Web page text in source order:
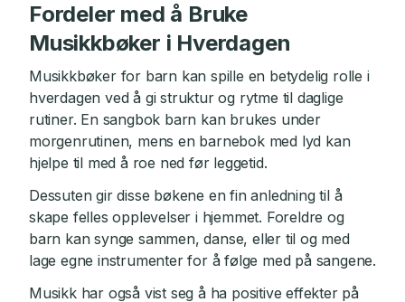
Fordeler med å Bruke
Musikkbøker i Hverdagen
Musikkbøker for barn kan spille en betydelig rolle i
hverdagen ved å gi struktur og rytme til daglige
rutiner. En sangbok barn kan brukes under
morgenrutinen, mens en barnebok med lyd kan
hjelpe til med å roe ned før leggetid.
Dessuten gir disse bøkene en fin anledning til å
skape felles opplevelser i hjemmet. Foreldre og
barn kan synge sammen, danse, eller til og med
lage egne instrumenter for å følge med på sangene.
Musikk har også vist seg å ha positive effekter på